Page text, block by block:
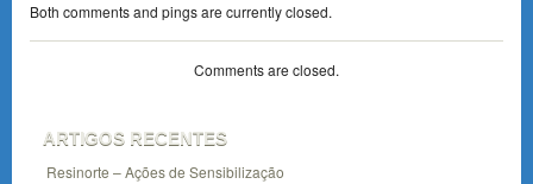
Both comments and pings are currently closed.
Comments are closed.
ARTIGOS RECENTES
Resinorte – Ações de Sensibilização